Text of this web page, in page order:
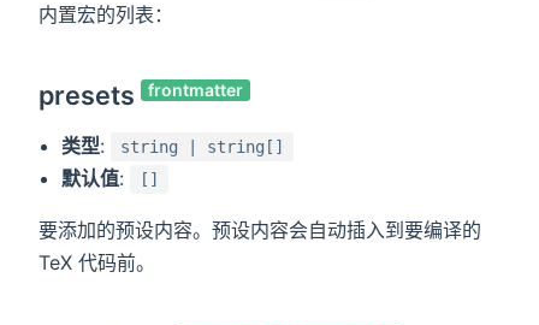
内置宏的列表：
presets frontmatter
类型: string | string[]
默认值: []
要添加的预设内容。预设内容会自动插入到要编译的
TeX 代码前。